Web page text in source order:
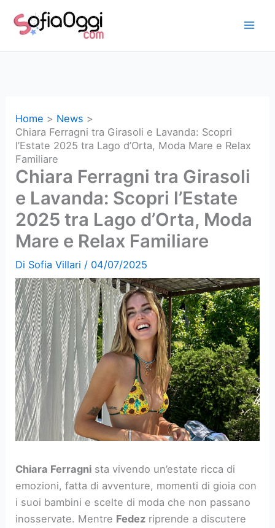
Home
News
Chiara Ferragni tra Girasoli e Lavanda: Scopri
l’Estate 2025 tra Lago d’Orta, Moda Mare e Relax
Familiare
Chiara Ferragni tra Girasoli
e Lavanda: Scopri l’Estate
2025 tra Lago d’Orta, Moda
Mare e Relax Familiare
Di Sofia Villari / 04/07/2025
Chiara Ferragni sta vivendo un’estate ricca di
emozioni, fatta di avventure, momenti di gioia con
i suoi bambini e scelte di moda che non passano
inosservate. Mentre Fedez riprende a discutere